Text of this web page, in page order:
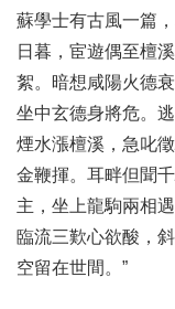
蘇學士有古風一篇
日暮，宦遊偶至檀
絮。暗想咸陽火德
坐中玄德身將危。
煙水漲檀溪，急叱
金鞭揮。耳畔但聞
主，坐上龍駒兩相
臨流三歎心欲酸，
空留在世間。”